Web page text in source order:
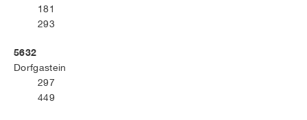
181
293
5632
Dorfgastein
297
449